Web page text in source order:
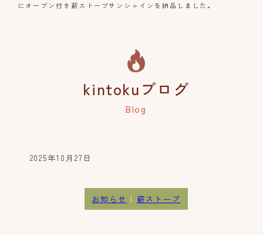
にオーブン付き薪ストーブサンシャインを納品しました。
kintokuブログ
2025年10月27日
お知らせ | 薪ストーブ